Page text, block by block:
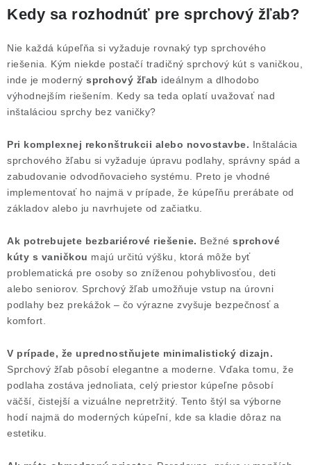
Kedy sa rozhodnúť pre sprchový žľab?
Nie každá kúpeľňa si vyžaduje rovnaký typ sprchového
riešenia. Kým niekde postačí tradičný sprchový kút s vaničkou,
inde je moderný sprchový žľab ideálnym a dlhodobo
výhodnejším riešením. Kedy sa teda oplatí uvažovať nad
inštaláciou sprchy bez vaničky?
Pri komplexnej rekonštrukcii alebo novostavbe. Inštalácia
sprchového žľabu si vyžaduje úpravu podlahy, správny spád a
zabudovanie odvodňovacieho systému. Preto je vhodné
implementovať ho najmä v prípade, že kúpeľňu prerábate od
základov alebo ju navrhujete od začiatku.
Ak potrebujete bezbariérové riešenie. Bežné sprchové
kúty s vaničkou majú určitú výšku, ktorá môže byť
problematická pre osoby so zníženou pohyblivosťou, deti
alebo seniorov. Sprchový žľab umožňuje vstup na úrovni
podlahy bez prekážok – čo výrazne zvyšuje bezpečnosť a
komfort.
V prípade, že uprednostňujete minimalistický dizajn.
Sprchový žľab pôsobí elegantne a moderne. Vďaka tomu, že
podlaha zostáva jednoliata, celý priestor kúpeľne pôsobí
väčší, čistejší a vizuálne nepretržitý. Tento štýl sa výborne
hodí najmä do moderných kúpeľní, kde sa kladie dôraz na
estetiku.